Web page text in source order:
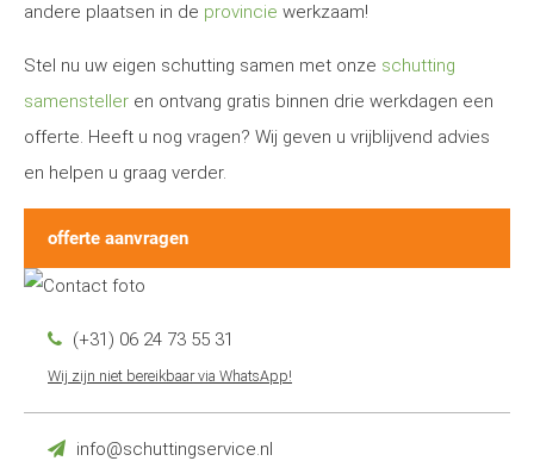
andere plaatsen in de provincie werkzaam!
Stel nu uw eigen schutting samen met onze schutting
samensteller en ontvang gratis binnen drie werkdagen een
offerte. Heeft u nog vragen? Wij geven u vrijblijvend advies
en helpen u graag verder.
offerte aanvragen
(+31) 06 24 73 55 31
Wij zijn niet bereikbaar via WhatsApp!
info@schuttingservice.nl